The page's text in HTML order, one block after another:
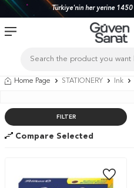
Türkiye'nin her yerine
Home Page STATIONERY Ink
FILTER
Compare Selected